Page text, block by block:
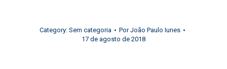
Category: Sem categoria PorJoão Paulo Iunes
17 de agosto de 2018